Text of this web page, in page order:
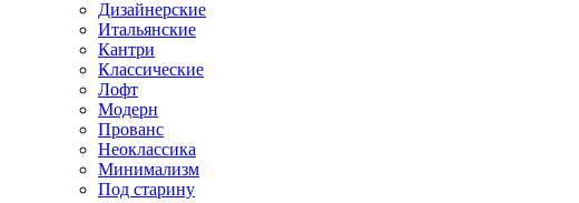
Дизайнерские
Итальянские
Кантри
Классические
Лофт
Модерн
Прованс
Неоклассика
Минимализм
Под старину